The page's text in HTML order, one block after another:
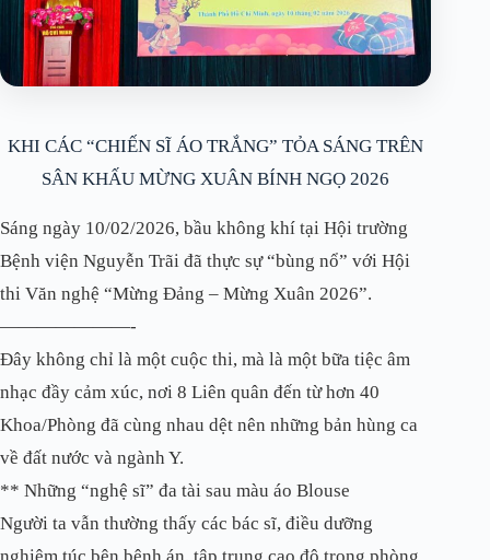
KHI CÁC “CHIẾN SĨ ÁO TRẮNG” TỎA SÁNG TRÊN
SÂN KHẤU MỪNG XUÂN BÍNH NGỌ 2026
Sáng ngày 10/02/2026, bầu không khí tại Hội trường
Bệnh viện Nguyễn Trãi đã thực sự “bùng nổ” với Hội
thi Văn nghệ “Mừng Đảng – Mừng Xuân 2026”.
———————-
Đây không chỉ là một cuộc thi, mà là một bữa tiệc âm
nhạc đầy cảm xúc, nơi 8 Liên quân đến từ hơn 40
Khoa/Phòng đã cùng nhau dệt nên những bản hùng ca
về đất nước và ngành Y.
** Những “nghệ sĩ” đa tài sau màu áo Blouse
Người ta vẫn thường thấy các bác sĩ, điều dưỡng